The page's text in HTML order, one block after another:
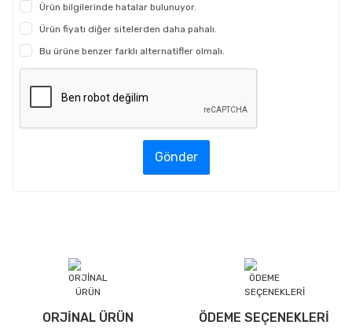
Ürün bilgilerinde hatalar bulunuyor.
Ürün fiyatı diğer sitelerden daha pahalı.
Bu ürüne benzer farklı alternatifler olmalı.
Gönder
ORJİNAL ÜRÜN ÖDEME SEÇENEKLERİ